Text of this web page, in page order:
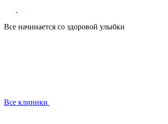
Все начинается со здоровой улыбки
Все клиники